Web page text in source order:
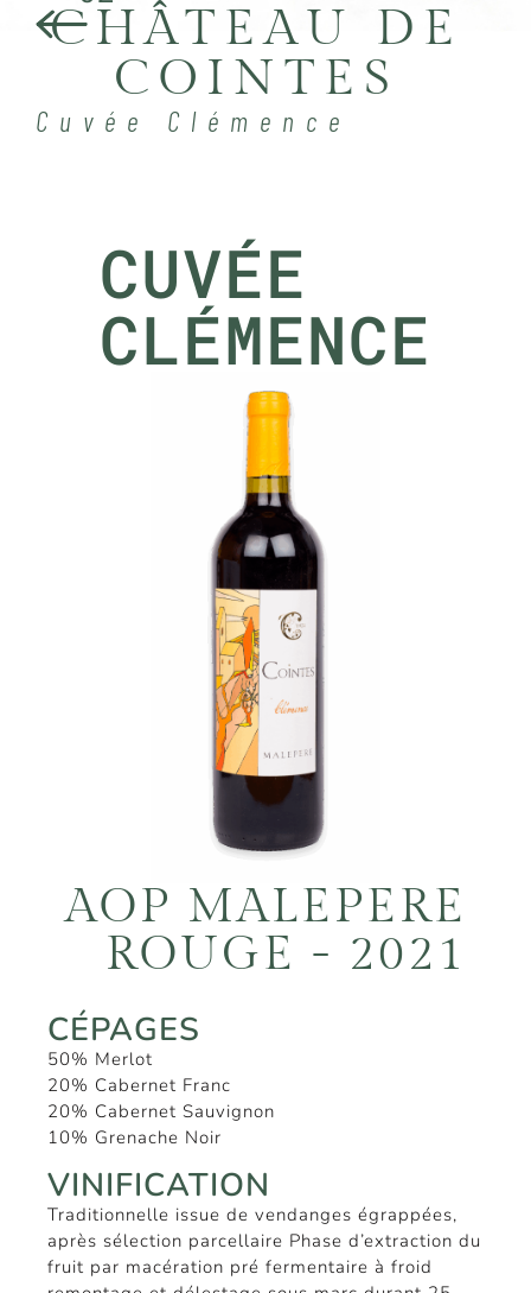
CHÂTEAU DE
COINTES
Cuvée Clémence
CUVÉE
CLÉMENCE
AOP MALEPERE
ROUGE - 2021
CÉPAGES
50% Merlot
20% Cabernet Franc
20% Cabernet Sauvignon
10% Grenache Noir
VINIFICATION
Traditionnelle issue de vendanges égrappées,
après sélection parcellaire Phase d’extraction du
fruit par macération pré fermentaire à froid